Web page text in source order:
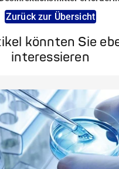
Zurück zur Übersicht
könnten Sie
interessieren